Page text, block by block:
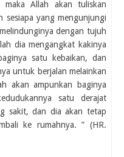
maka Allah akan tuliskan
sesiapa yang mengunjungi
dengan tujuh
dia mengangkat kakinya
satu kebaikan, dan
untuk berjalan melainkan
akan ampunkan baginya
satu derajat
sakit, dan dia akan tetap
ke rumahnya. ” (HR.